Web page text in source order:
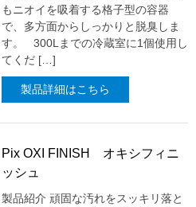
もニオイを吸着する格子型の容器
で、多方面からしっかりと脱臭しま
す。 300Lまでの冷蔵室に1個使用し
てくだ […]
製品詳細はこちら
Pix OXI FINISH オキシフィニ
ッシュ
製品紹介 頑固な汚れをスッキリ落と